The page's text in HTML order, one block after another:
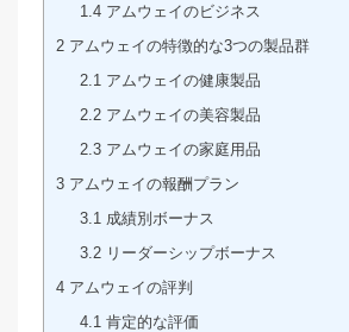
1.4アムウェイのビジネス
2アムウェイの特徴的な3つの製品群
2.1 アムウェイの健康製品
2.2アムウェイの美容製品
2.3アムウェイの家庭用品
3アムウェイの報酬プラン
3.1 成績別ボーナス
3.2リーダーシップボーナス
4アムウェイの評判
4.1 肯定的な評価